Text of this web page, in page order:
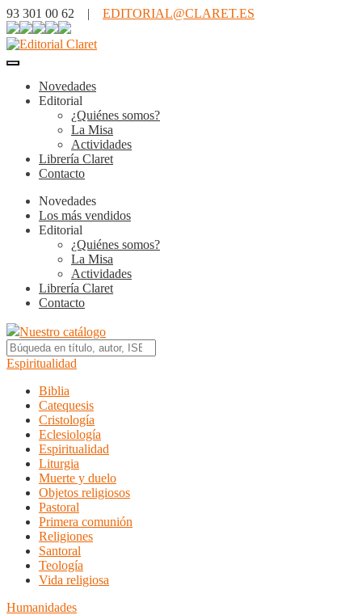
93 301 00 62 | EDITORIAL@CLARET.ES
Novedades
Editorial
¿Quiénes somos?
La Misa
Actividades
Librería Claret
Contacto
Novedades
Los más vendidos
Editorial
¿Quiénes somos?
La Misa
Actividades
Librería Claret
Contacto
Nuestro catálogo
Espiritualidad
Biblia
Catequesis
Cristología
Eclesiología
Espiritualidad
Liturgia
Muerte y duelo
Objetos religiosos
Pastoral
Primera comunión
Religiones
Santoral
Teología
Vida religiosa
Humanidades